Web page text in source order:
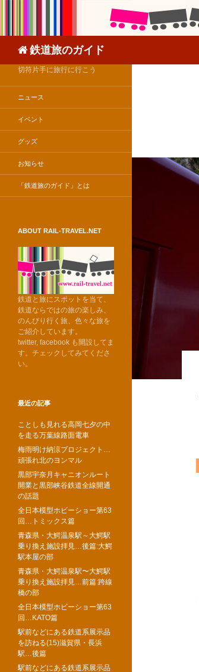
鉄道旅のガイド
切符片手に旅行に行こう
ニュース
イベント
グッズ
お知らせ
「鉄道旅のガイド」とは
ABOUT RAIL-TRAVEL.NET
鉄道と旅にスポットを当て、
鉄道ならではの旅の楽しみ、
のんびり行く旅、色々な旅を
ご紹介しています。
twitter, facebook も開設してま
す。チェックしてみてくださ
い。
最近の記事
ことしも見れる高岡七夕の中
を走る万葉線路面電車
梅雨明け納涼プロジェクト…
頑張れ北のヨンマル
黒部宇奈月キャニオンルート
開業と黒部峡谷鉄道全線開通
の話題
全日本模型ホビーショー第63
回…トミックス篇
青森県・大鰐温泉駅～大鰐駅
乗り換え施設拝見…後篇:大鰐
駅本屋の部
青森県・大鰐温泉駅〜大鰐駅
乗り換え施設拝見…前篇:跨線
橋の部
全日本模型ホビーショー第63
回…KATO篇
駅前などにある鉄道系展示品
を訪ねる(15)滋賀県・長浜
駅…後篇
駅前などにある鉄道系展示品